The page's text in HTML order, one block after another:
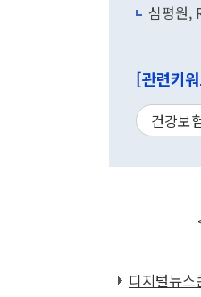
심평원,
[관련키
건강보
디지털뉴스